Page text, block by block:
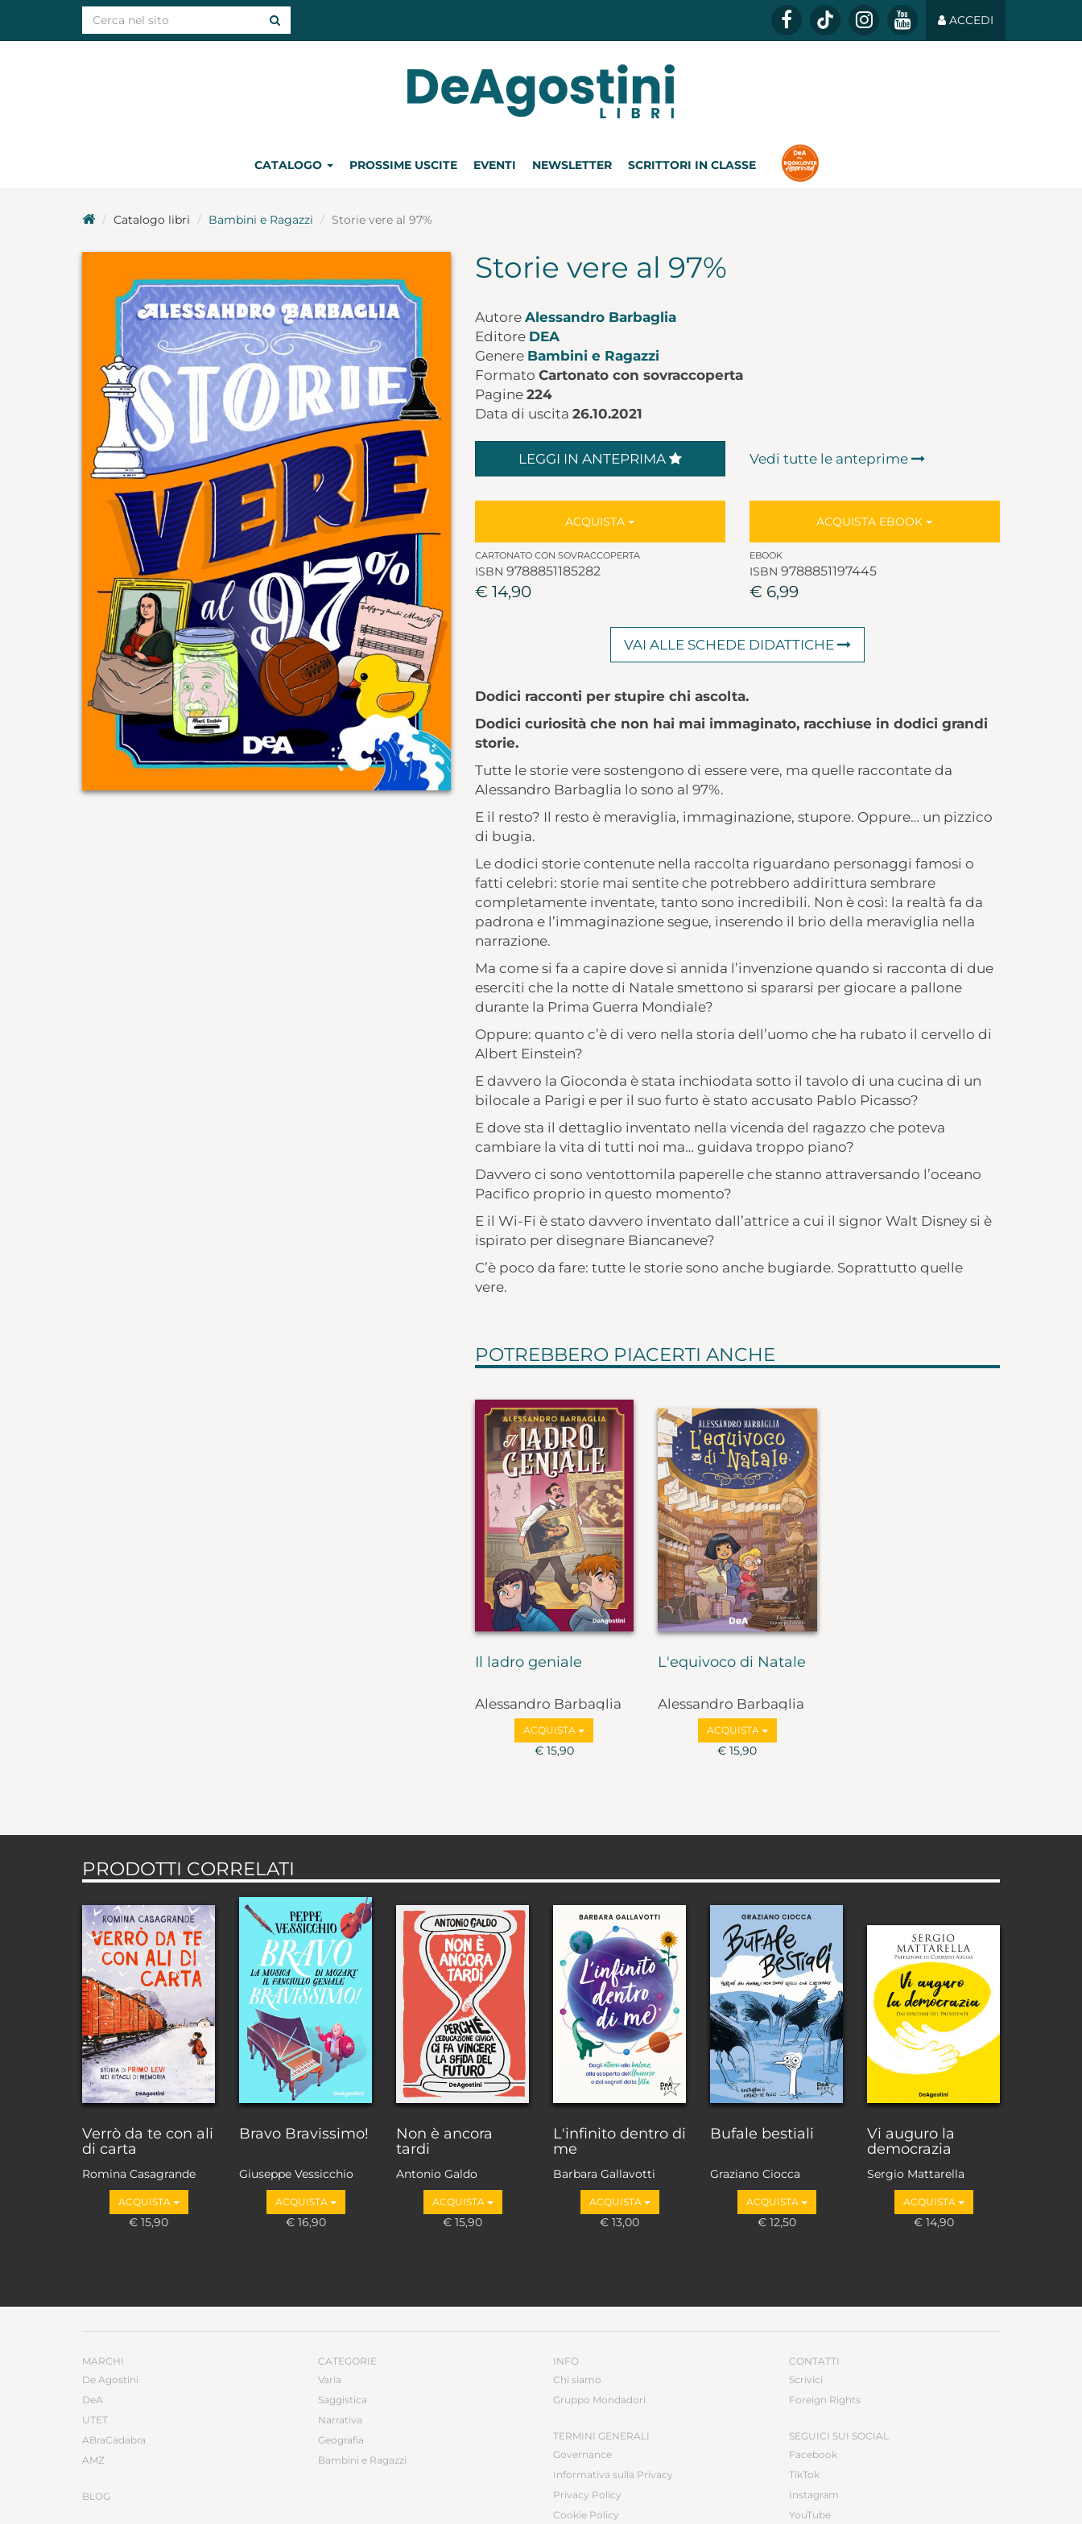
ACCEDI
CATALOGO PROSSIME USCITE EVENTI NEWSLETTER SCRITTORI IN CLASSE
Catalogo libri Bambini e Ragazzi Storie vere al 97%
Storie vere al 97%
Autore Alessandro Barbaglia
Editore DEA
Genere Bambini e Ragazzi
Formato Cartonato con sovraccoperta
Pagine 224
Data di uscita 26.10.2021
LEGGI IN ANTEPRIMA Vedi tutte le anteprime
ACQUISTA
CARTONATO CON SOVRACCOPERTA
ISBN 9788851185282
€ 14,90
ACQUISTA EBOOK
EBOOK
ISBN 9788851197445
€ 6,99
VAI ALLE SCHEDE DIDATTICHE
Dodici racconti per stupire chi ascolta.
Dodici curiosità che non hai mai immaginato, racchiuse in dodici grandi
storie.
Tutte le storie vere sostengono di essere vere, ma quelle raccontate da
Alessandro Barbaglia lo sono al 97%.
E il resto? Il resto è meraviglia, immaginazione, stupore. Oppure… un pizzico
di bugia.
Le dodici storie contenute nella raccolta riguardano personaggi famosi o
fatti celebri: storie mai sentite che potrebbero addirittura sembrare
completamente inventate, tanto sono incredibili. Non è così: la realtà fa da
padrona e l’immaginazione segue, inserendo il brio della meraviglia nella
narrazione.
Ma come si fa a capire dove si annida l’invenzione quando si racconta di due
eserciti che la notte di Natale smettono si spararsi per giocare a pallone
durante la Prima Guerra Mondiale?
Oppure: quanto c’è di vero nella storia dell’uomo che ha rubato il cervello di
Albert Einstein?
E davvero la Gioconda è stata inchiodata sotto il tavolo di una cucina di un
bilocale a Parigi e per il suo furto è stato accusato Pablo Picasso?
E dove sta il dettaglio inventato nella vicenda del ragazzo che poteva
cambiare la vita di tutti noi ma… guidava troppo piano?
Davvero ci sono ventottomila paperelle che stanno attraversando l’oceano
Pacifico proprio in questo momento?
E il Wi-Fi è stato davvero inventato dall’attrice a cui il signor Walt Disney si è
ispirato per disegnare Biancaneve?
C’è poco da fare: tutte le storie sono anche bugiarde. Soprattutto quelle
vere.
POTREBBERO PIACERTI ANCHE
Il ladro geniale
Alessandro Barbaglia
ACQUISTA
€ 15,90
L'equivoco di Natale
Alessandro Barbaglia
ACQUISTA
€ 15,90
PRODOTTI CORRELATI
Verrò da te con ali
di carta
Romina Casagrande
ACQUISTA
€ 15,90
Bravo Bravissimo!
Giuseppe Vessicchio
ACQUISTA
€ 16,90
Non è ancora
tardi
Antonio Galdo
ACQUISTA
€ 15,90
L'infinito dentro di
me
Barbara Gallavotti
ACQUISTA
€ 13,00
Bufale bestiali
Graziano Ciocca
ACQUISTA
€ 12,50
Vi auguro la
democrazia
Sergio Mattarella
ACQUISTA
€ 14,90
MARCHI
De Agostini
DeA
UTET
ABraCadabra
AMZ
BLOG
CATEGORIE
Varia
Saggistica
Narrativa
Geografia
Bambini e Ragazzi
INFO
Chi siamo
Gruppo Mondadori
TERMINI GENERALI
Governance
Informativa sulla Privacy
Privacy Policy
Cookie Policy
CONTATTI
Scrivici
Foreign Rights
SEGUICI SUI SOCIAL
Facebook
TikTok
Instagram
YouTube